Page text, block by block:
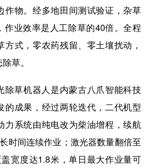
安徽 福建 江西
河南 湖北 湖南
贵州 云南 西藏
作物。经多地田间测试验证，杂草
作业效率是人工除草的40倍。全程
方式，零农药残留、零土壤扰动，
草。
草机器人是内蒙古八爪智能科技
的成果，经过两轮迭代，二代机型
力系统由纯电改为柴油增程，续航
时间连续作业；激光器数量翻倍至
宽度达1.8米，单日最大作业量可